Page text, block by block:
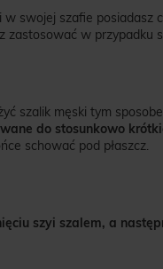
swojej szafie posiadasz
zastosować w przypadku
szalik męski tym
do stosunkowo
schować pod płaszcz.
szyi szalem, a